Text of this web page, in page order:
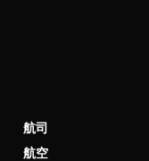
航司
航空